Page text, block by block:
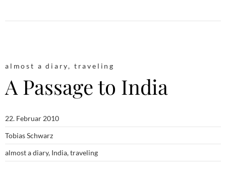
almost a diary, traveling
A Passage to India
22. Februar 2010
Tobias Schwarz
almost a diary, India,traveling